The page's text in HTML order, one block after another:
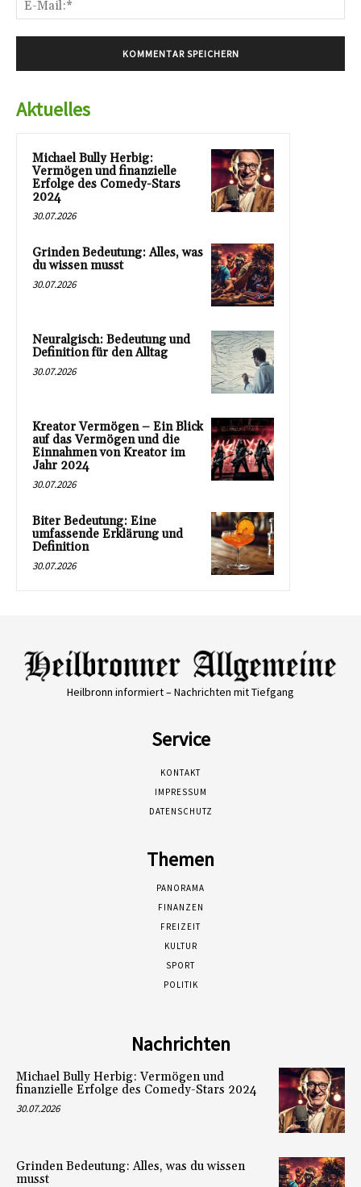
Aktuelles
Michael Bully Herbig:
Vermögen und finanzielle
Erfolge des Comedy-Stars
2024
30.07.2026
Grinden Bedeutung: Alles, was
du wissen musst
30.07.2026
Neuralgisch: Bedeutung und
Definition für den Alltag
30.07.2026
Kreator Vermögen – Ein Blick
auf das Vermögen und die
Einnahmen von Kreator im
Jahr 2024
30.07.2026
Biter Bedeutung: Eine
umfassende Erklärung und
Definition
30.07.2026
Heilbronn informiert – Nachrichten mit Tiefgang
Service
KONTAKT
IMPRESSUM
DATENSCHUTZ
Themen
PANORAMA
FINANZEN
FREIZEIT
KULTUR
SPORT
POLITIK
Nachrichten
Michael Bully Herbig: Vermögen und
finanzielle Erfolge des Comedy-Stars 2024
30.07.2026
Grinden Bedeutung: Alles, was du wissen
musst